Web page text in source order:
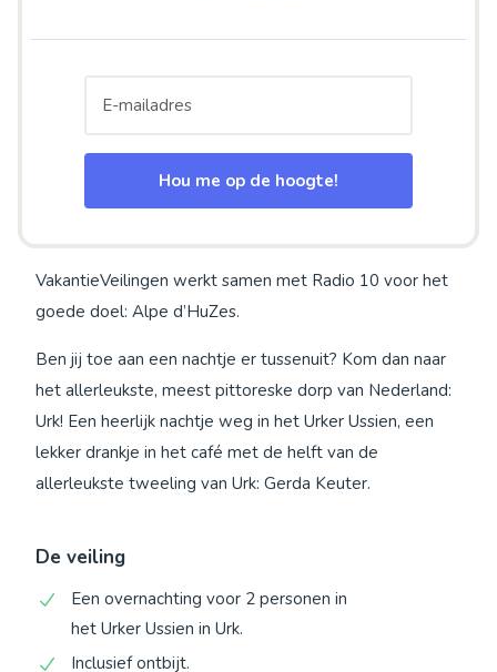
Hou me op de hoogte!
VakantieVeilingen werkt samen met Radio 10 voor het
goede doel: Alpe d’HuZes.
Ben jij toe aan een nachtje er tussenuit? Kom dan naar
het allerleukste, meest pittoreske dorp van Nederland:
Urk! Een heerlijk nachtje weg in het Urker Ussien, een
lekker drankje in het café met de helft van de
allerleukste tweeling van Urk: Gerda Keuter.
De veiling
Een overnachting voor 2 personen in
het Urker Ussien in Urk.
Inclusief ontbijt.